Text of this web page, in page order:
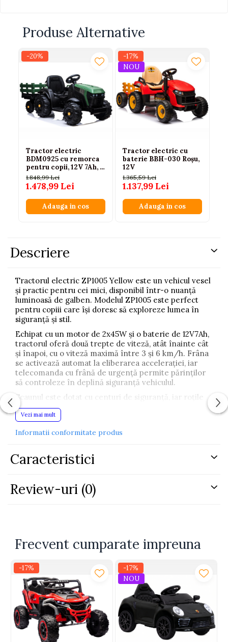
Trenuri cu sine
Produse Alternative
-20%
Tractor electric
BDM0925 cu remorca
pentru copii, 12V 7Ah, 2
motoare 45W, roti EVA,
scaun piele, Verde
Militar, 3-6 ani
1.848,99 Lei
1.478,99 Lei
Adauga in cos
-17%
NOU
Tractor electric cu
baterie BBH-030 Roșu,
12V
1.365,59 Lei
1.137,99 Lei
Adauga in cos
Descriere
Tractorul electric ZP1005 Yellow este un vehicul vesel
și practic pentru cei mici, disponibil într-o nuanță
luminoasă de galben. Modelul ZP1005 este perfect
pentru copiii care își doresc să exploreze lumea în
siguranță și stil.
Echipat cu un motor de 2x45W și o baterie de 12V7Ah,
tractorul oferă două trepte de viteză, atât înainte cât
și înapoi, cu o viteză maximă între 3 și 6 km/h. Frâna
se activează automat la eliberarea accelerației, iar
telecomanda cu frână de urgență permite părinților
să controleze în deplină siguranță vehiculul.
Scaunul este dotat cu centuri de siguranță, iar roțile
sunt realizate din plastic durabil. Lumina și
telecomanda din plastic cu bandă de cauciuc asigură o
experiență plăcută și captivantă.
completă în 8 ore, tractorul ZP1005 Yellow este
supravegherea atentă a părinților.
Vezi mai mult
Informatii conformitate produs
Caracteristici
Review-uri (0)
Frecvent cumparate impreuna
-17%
-17%
NOU